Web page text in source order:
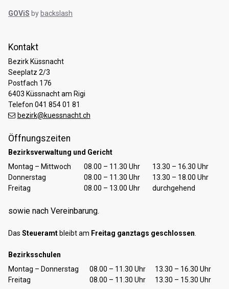
Kontakt
Bezirk Küssnacht
Seeplatz 2/3
Postfach 176
6403 Küssnacht am Rigi
Telefon 041 854 01 81
bezirk@kuessnacht.ch
Öffnungszeiten
Bezirksverwaltung und Gericht
TagÖffnungszeiten Vormittag Öffnungszeiten Nachmittag
Montag – Mittwoch 08.00 – 11.30 Uhr
13.30 – 16.30 Uhr
Donnerstag
08.00 – 11.30 Uhr
13.30 – 18.00 Uhr
Freitag
08.00 – 13.00 Uhr durchgehend
sowie nach Vereinbarung.
Das Steueramt bleibt am Freitag ganztags geschlossen.
Bezirksschulen
TagÖffnungszeiten Vormittag Öffnungszeiten Nachmittag
Montag – Donnerstag 08.00 – 11.30 Uhr
13.30 – 16.30 Uhr
Freitag
08.00 – 11.30 Uhr 13.30 – 15.30 Uhr
GOViS by backslash